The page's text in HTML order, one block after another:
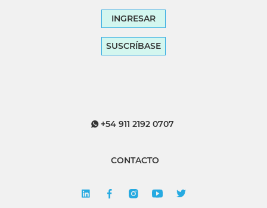
INGRESAR
SUSCRÍBASE
+54 911 2192 0707
CONTACTO